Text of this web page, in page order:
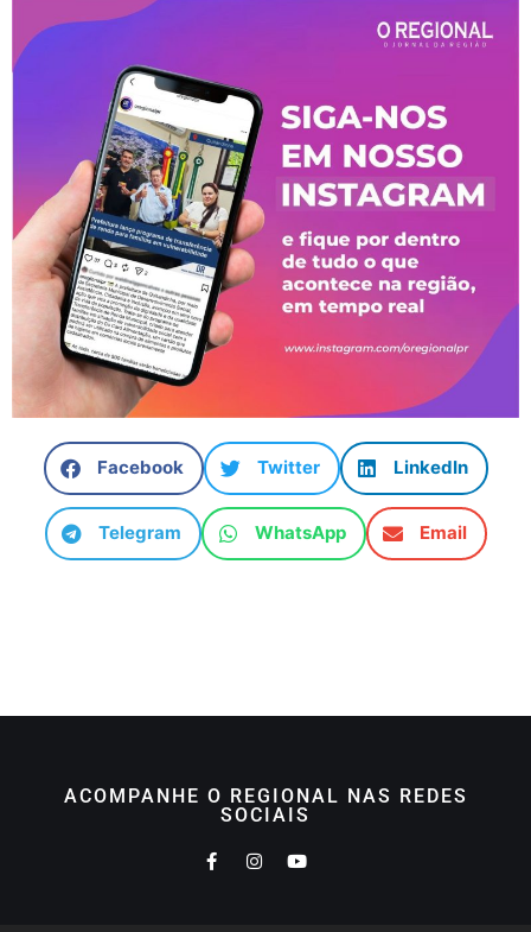
Facebook Twitter LinkedIn
Telegram WhatsApp Email
ACOMPANHE O REGIONAL NAS REDES
SOCIAIS